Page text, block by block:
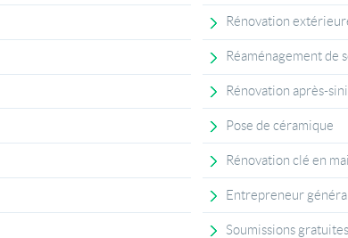
Rénovation
Réaménagement de
Rénovation après-
Pose de céramique
Rénovation clé en
Entrepreneur général
Soumissions gratuites